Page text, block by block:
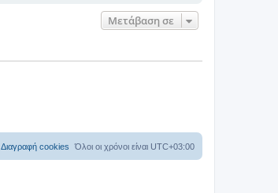
Μετάβαση σε
Όλοι οι χρόνοι είναι UTC+03:00
Διαγραφή cookies